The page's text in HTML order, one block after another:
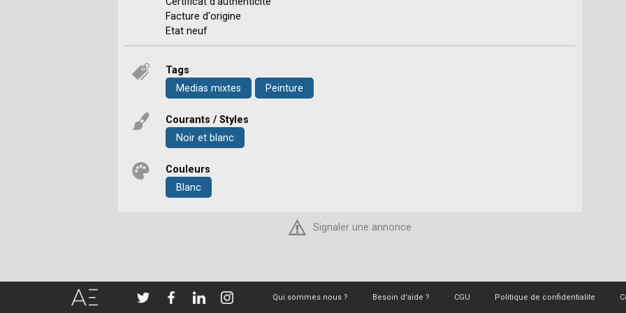
Facture d'origine
Etat neuf
Tags
Medias mixtes
Peinture
Courants / Styles
Noir et blanc
Couleurs
Blanc
Signaler une annonce
Qui sommes nous ? Besoin d'aide ? CGU Politique de confidentialite